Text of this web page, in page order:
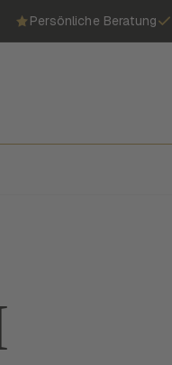
Persönliche Beratung